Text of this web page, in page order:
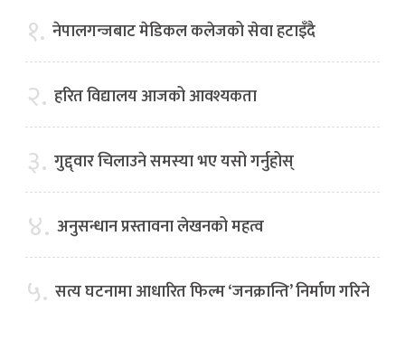
१. नेपालगन्जबाट मेडिकल कलेजको सेवा हटाइँदै
२. हरित विद्यालय आजको आवश्यकता
३. गुद्द्वार चिलाउने समस्या भए यसो गर्नुहोस्
४. अनुसन्धान प्रस्तावना लेखनको महत्व
५. सत्य घटनामा आधारित फिल्म ‘जनक्रान्ति’ निर्माण गरिने